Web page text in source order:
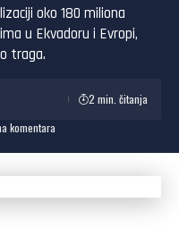
oko 180 miliona
u Ekvadoru i Evropi,
traga.
komentara
2 min. čitanja